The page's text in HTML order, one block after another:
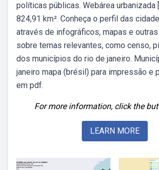
políticas públicas. Webárea urbanizada
824,91 km². Conheça o perfil das
através de infográficos, mapas e
sobre temas relevantes, como censo,
dos municípios do rio de janeiro.
janeiro mapa (brésil) para impressão e
em pdf.
For more information, click the
LEARN MORE